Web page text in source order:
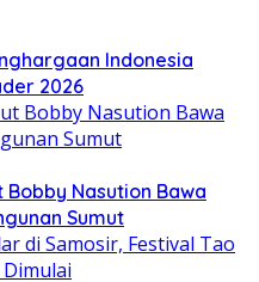
Indonesia
2026
Nasution Bawa
Sumut